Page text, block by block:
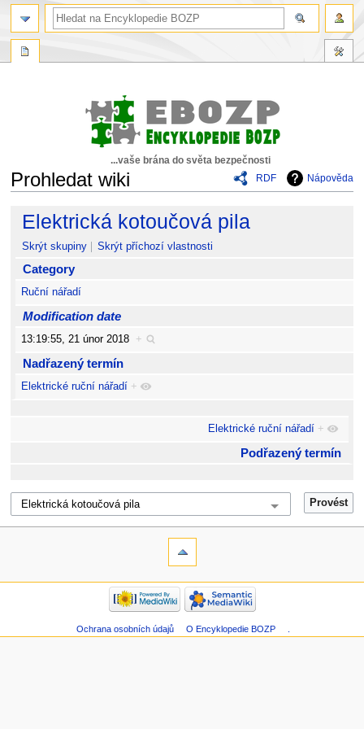
...vaše brána do světa bezpečnosti
RDF
Nápověda
Prohledat wiki
Skočit
navigaci
Skočit
vyhledávání
Elektrická kotoučová pila
Skrýt skupiny Skrýt příchozí vlastnosti
Category
Ruční nářadí
Modification date
13:19:55, 21 únor 2018 +
Nadřazený termín
Elektrické ruční nářadí +
Elektrické ruční nářadí +
Podřazený termín
Ochrana osobních údajů O Encyklopedie BOZP